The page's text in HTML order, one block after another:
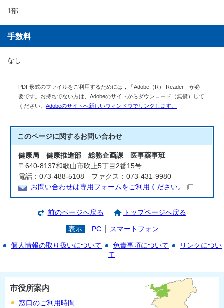
1部
手数料
なし
PDF形式のファイルをご利用するためには，「Adobe（R） Reader」が必
要です。お持ちでない方は、Adobeのサイトからダウンロード（無償）して
ください。Adobeのサイトへ新しいウィンドウでリンクします。
このページに関するお問い合わせ
健康局 健康推進部 総務企画課 医事薬事班
〒640-8137和歌山市吹上5丁目2番15号
電話：073-488-5108 ファクス：073-431-9980
お問い合わせは専用フォームをご利用ください。
前のページへ戻る トップページへ戻る
表示 PC スマートフォン
個人情報の取り扱いについて 免責事項について
リンクについ
て
市役所案内
窓口のご利用時間